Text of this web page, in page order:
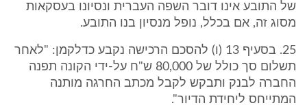
של התובע אינו דובר השפה העברית ונסיונו בעסקאות
מסוג זה, אם בכלל, נופל מנסיון בנו התובע.
25. בסעיף 13 (ו) להסכם הרכישה נקבע כדלקמן: "לאחר
תשלום סך כולל של 80,000 ש"ח על-ידי הקונה תפנה
החברה לבנק ותבקש לקבל מכתב החרגה מותנה
המתייחס ליחידת הדיור".